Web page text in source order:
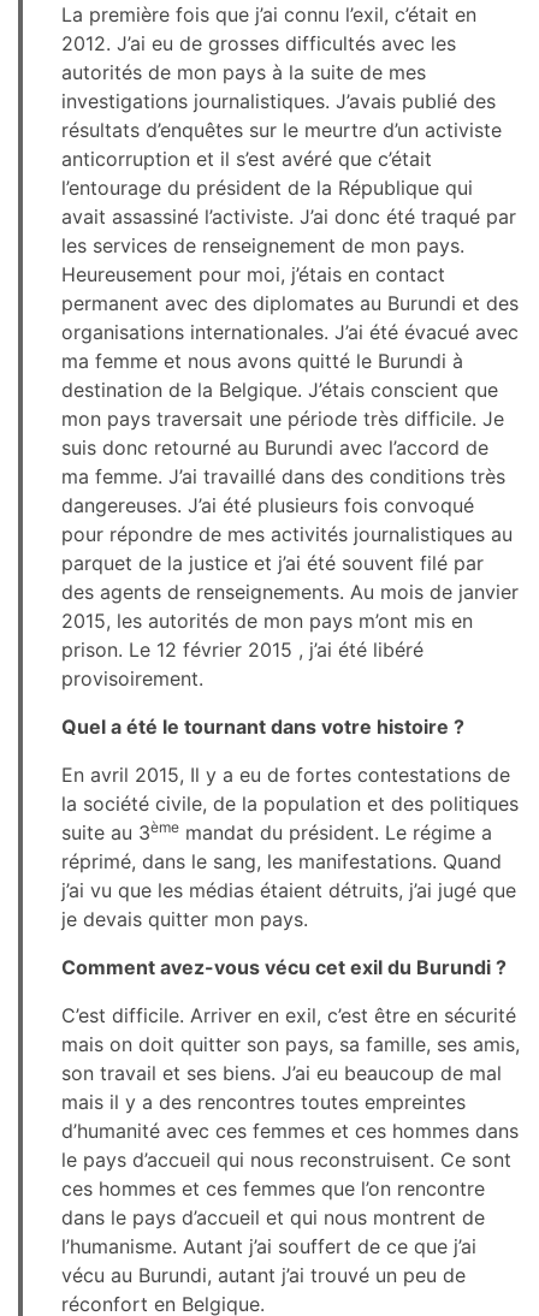
La première fois que j’ai connu l’exil, c’était en
2012. J’ai eu de grosses difficultés avec les
autorités de mon pays à la suite de mes
investigations journalistiques. J’avais publié des
résultats d’enquêtes sur le meurtre d’un activiste
anticorruption et il s’est avéré que c’était
l’entourage du président de la République qui
avait assassiné l’activiste. J’ai donc été traqué par
les services de renseignement de mon pays.
Heureusement pour moi, j’étais en contact
permanent avec des diplomates au Burundi et des
organisations internationales. J’ai été évacué avec
ma femme et nous avons quitté le Burundi à
destination de la Belgique. J’étais conscient que
mon pays traversait une période très difficile. Je
suis donc retourné au Burundi avec l’accord de
ma femme. J’ai travaillé dans des conditions très
dangereuses. J’ai été plusieurs fois convoqué
pour répondre de mes activités journalistiques au
parquet de la justice et j’ai été souvent filé par
des agents de renseignements. Au mois de janvier
2015, les autorités de mon pays m’ont mis en
prison. Le 12 février 2015 , j’ai été libéré
provisoirement.
Quel a été le tournant dans votre histoire ?
En avril 2015, Il y a eu de fortes contestations de
la société civile, de la population et des politiques
suite au 3ème mandat du président. Le régime a
réprimé, dans le sang, les manifestations. Quand
j’ai vu que les médias étaient détruits, j’ai jugé que
je devais quitter mon pays.
Comment avez-vous vécu cet exil du Burundi ?
C’est difficile. Arriver en exil, c’est être en sécurité
mais on doit quitter son pays, sa famille, ses amis,
son travail et ses biens. J’ai eu beaucoup de mal
mais il y a des rencontres toutes empreintes
d’humanité avec ces femmes et ces hommes dans
le pays d’accueil qui nous reconstruisent. Ce sont
ces hommes et ces femmes que l’on rencontre
dans le pays d’accueil et qui nous montrent de
l’humanisme. Autant j’ai souffert de ce que j’ai
vécu au Burundi, autant j’ai trouvé un peu de
réconfort en Belgique.